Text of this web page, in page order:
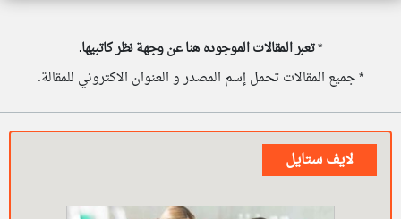
*تعبر المقالات الموجوده هنا عن وجهة نظر كاتبيها.
* جميع المقالات تحمل إسم المصدر و العنوان الاكتروني للمقالة.
لايف ستايل